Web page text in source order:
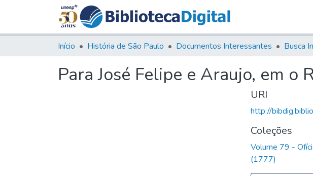
Início História de São Paulo Documentos Interessantes Busca
Para José Felipe e Araujo, em o
URI
http://
Coleções
Volume 79 -
(1777)